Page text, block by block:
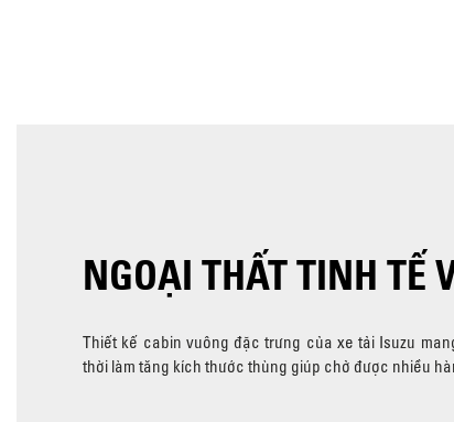
NGOẠI THẤT TINH TẾ
Thiết kế cabin vuông đặc trưng của xe tải Isuzu
thời làm tăng kích thước thùng giúp chở được nhiều